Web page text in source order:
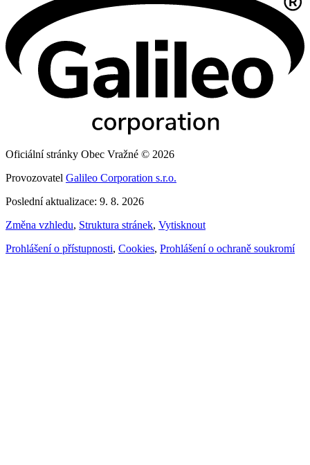
Oficiální stránky Obec Vražné © 2026
Provozovatel Galileo Corporation s.r.o.
Poslední aktualizace: 9. 8. 2026
Změna vzhledu, Struktura stránek, Vytisknout
Prohlášení o přístupnosti, Cookies, Prohlášení o ochraně soukromí